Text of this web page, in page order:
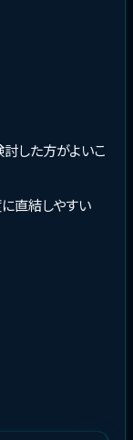
した方がよいこ
直結しやすい